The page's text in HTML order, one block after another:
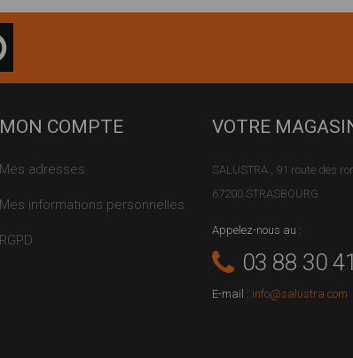
MON COMPTE
Mes adresses
Mes informations personnelles
RGPD
VOTRE
SALUSTRA , 91 route des
67200 STRASBOURG
Appelez-nous au :
03 88 30
E-mail : info@salustra.com